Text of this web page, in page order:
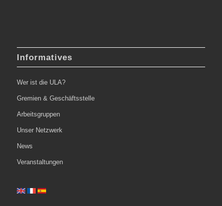
Informatives
Wer ist die ULA?
Gremien & Geschäftsstelle
Arbeitsgruppen
Unser Netzwerk
News
Veranstaltungen